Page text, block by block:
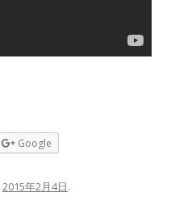
Google
2015年2月4日.